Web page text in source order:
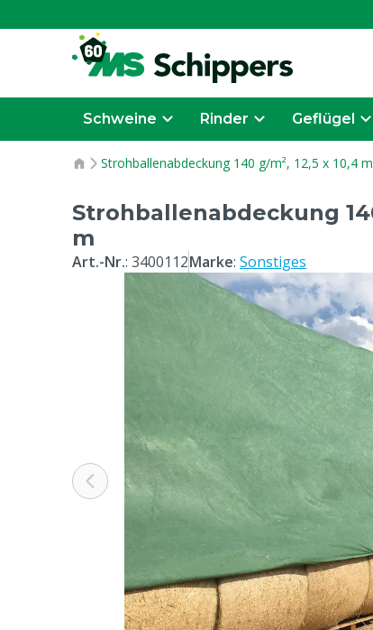
Schweine Rinder Geflügel
Strohballenabdeckung 140 g/m², 12,5 x 10,4 m
Strohballenabdeckung
m
Art.-Nr.: 3400112Marke: Sonstiges